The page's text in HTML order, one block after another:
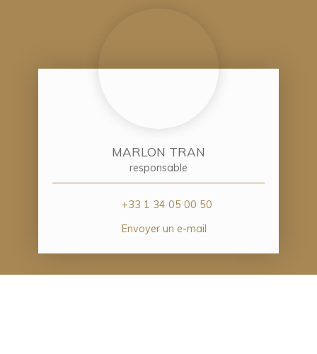
MARLON TRAN
responsable
+33 1 34 05 00 50
Envoyer un e-mail